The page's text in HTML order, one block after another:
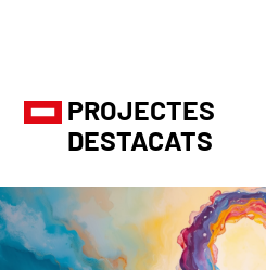
PROJECTES
DESTACATS